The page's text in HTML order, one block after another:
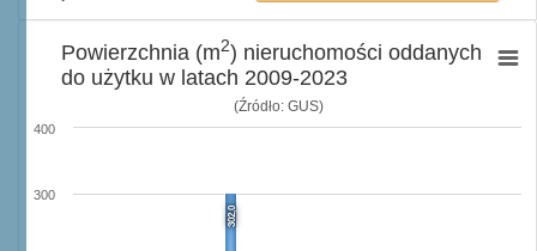
(Źródło: GUS)
302,0
300
400
Powierzchnia (m2) nieruchomości oddanych
do użytku w latach 2009-2023